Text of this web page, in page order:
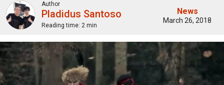
Author
Pladidus Santoso
Reading time: 2 min
News
March 26, 2018